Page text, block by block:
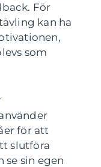
För
kan ha
som
för att
slutföra
se sin egen